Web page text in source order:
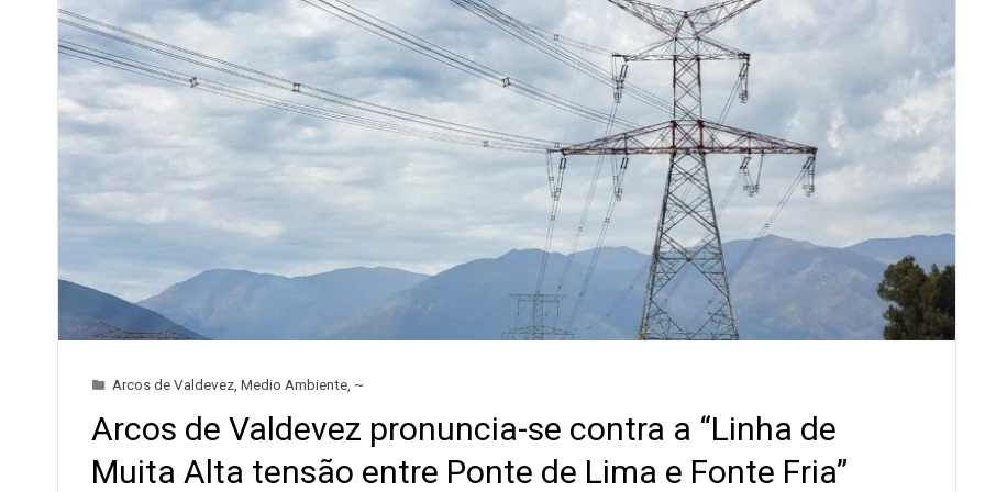
Arcos de Valdevez Medio Ambiente ~
Arcos de Valdevez pronuncia-se contra a “Linha de
Muita Alta tensão entre Ponte de Lima e Fonte Fria”